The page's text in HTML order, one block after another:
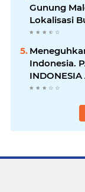
Gunung
Lokalisasi
Perempuan
Diciduk
Indonesia.
RAKERNAS